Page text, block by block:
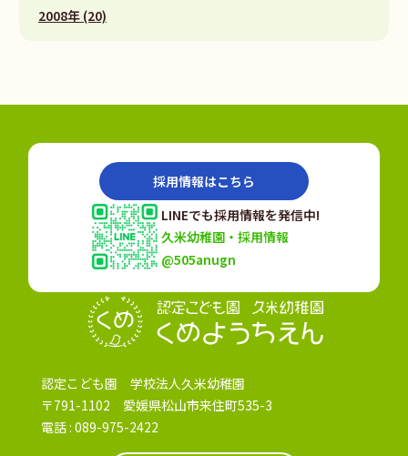
2008年 (20)
認定こども園 学校法人久米幼稚園
〒791-1102 愛媛県松山市来住町535-3
電話 : 089-975-2422
採用情報はこちら
LINEでも採用情報を発信中!
久米幼稚園・採用情報
@505anugn